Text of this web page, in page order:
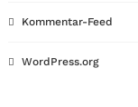
Kommentar-Feed
WordPress.org